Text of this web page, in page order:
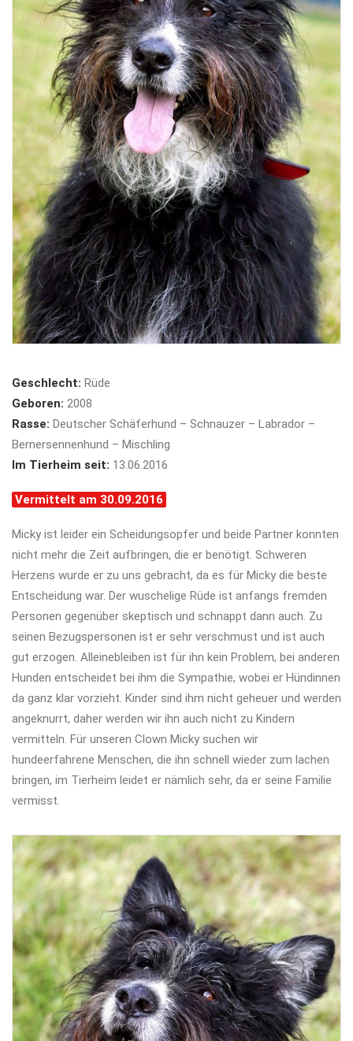
Geschlecht: Rüde
Geboren: 2008
Rasse: Deutscher Schäferhund – Schnauzer – Labrador –
Bernersennenhund – Mischling
Im Tierheim seit: 13.06.2016
Vermittelt am 30.09.2016
Micky ist leider ein Scheidungsopfer und beide Partner konnten
nicht mehr die Zeit aufbringen, die er benötigt. Schweren
Herzens wurde er zu uns gebracht, da es für Micky die beste
Entscheidung war. Der wuschelige Rüde ist anfangs fremden
Personen gegenüber skeptisch und schnappt dann auch. Zu
seinen Bezugspersonen ist er sehr verschmust und ist auch
gut erzogen. Alleinebleiben ist für ihn kein Problem, bei anderen
Hunden entscheidet bei ihm die Sympathie, wobei er Hündinnen
da ganz klar vorzieht. Kinder sind ihm nicht geheuer und werden
angeknurrt, daher werden wir ihn auch nicht zu Kindern
vermitteln. Für unseren Clown Micky suchen wir
hundeerfahrene Menschen, die ihn schnell wieder zum lachen
bringen, im Tierheim leidet er nämlich sehr, da er seine Familie
vermisst.